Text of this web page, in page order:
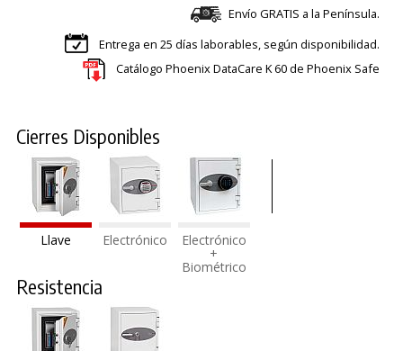
Envío GRATIS a la Península.
Entrega en 25 días laborables, según disponibilidad.
Catálogo Phoenix DataCare K 60 de Phoenix Safe
Cierres Disponibles
Llave Electrónico Electrónico
+
Biométrico
Resistencia